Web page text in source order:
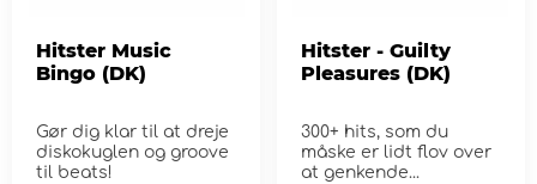
Hitster Music
Bingo (DK)
Gør dig klar til at dreje
diskokuglen og groove
til beats!
Hitster - Guilty
Pleasures (DK)
300+ hits, som du
måske er lidt flov over
at genkende...